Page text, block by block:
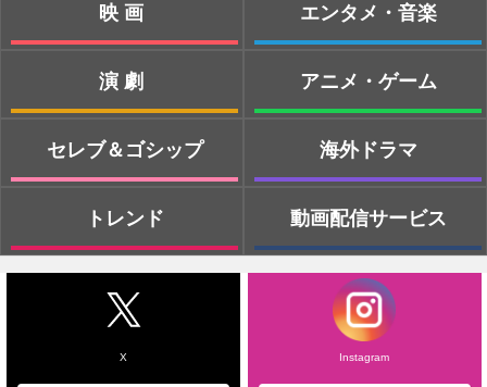
映画
演劇
セレブ＆ゴシップ
トレンド
エンタメ・音楽
アニメ・ゲーム
海外ドラマ
動画配信サービス
X Instagram